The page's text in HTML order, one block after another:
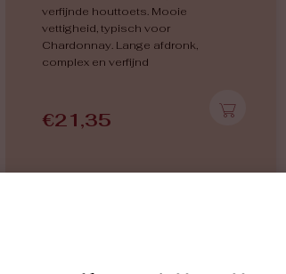
verfijnde houttoets. Mooie
vettigheid, typisch voor
Chardonnay. Lange afdronk,
complex en verfijnd
€21,35